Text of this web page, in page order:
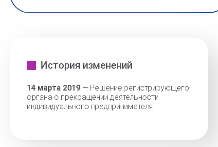
История изменений
14 марта 2019 — Решение регистрирующего
органа о прекращении деятельности
индивидуального предпринимателя